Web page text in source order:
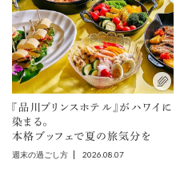
『品川プリンスホテル』がハワイに
染まる。
本格ブッフェで夏の旅気分を
週末の過ごし方 2026.08.07